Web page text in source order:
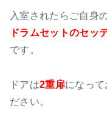
入室されたらご自身
ドラムセットのセッ
です。
ドアは2重扉になって
ださい。